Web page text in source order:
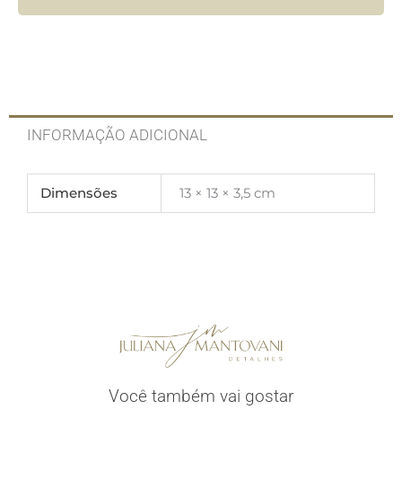
INFORMAÇÃO ADICIONAL
Dimensões 13 × 13 × 3,5 cm
Você também vai gostar